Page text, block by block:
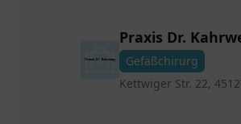
Praxis Dr.
Gefäßchirurg
Kettwiger Str. 22,